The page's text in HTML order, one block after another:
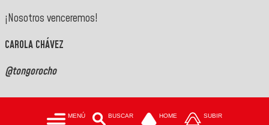
¡Nosotros venceremos!
CAROLA CHÁVEZ
@tongorocho
MENÚ BUSCAR HOME SUBIR